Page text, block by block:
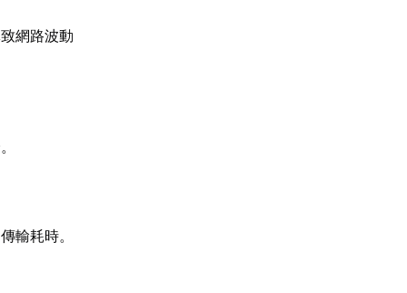
網路波動
輸耗時。